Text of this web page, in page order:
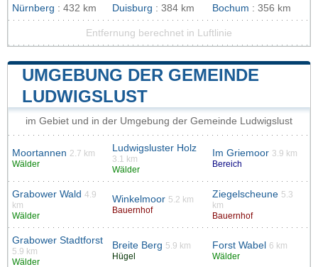
Nürnberg : 432 km Duisburg : 384 km Bochum : 356 km
Entfernung berechnet in Luftlinie
UMGEBUNG DER GEMEINDE
LUDWIGSLUST
im Gebiet und in der Umgebung der Gemeinde Ludwigslust
Moortannen 2.7 km
Wälder
Ludwigsluster Holz
3.1 km
Wälder
Im Griemoor 3.9 km
Bereich
Grabower Wald 4.9
km
Wälder
Winkelmoor 5.2 km
Bauernhof
Ziegelscheune 5.3
km
Bauernhof
Grabower Stadtforst
5.9 km
Wälder
Breite Berg 5.9 km
Hügel
Forst Wabel
6 km
Wälder